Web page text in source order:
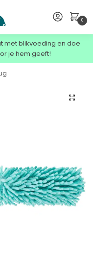
0
met blikvoeding en doe
je hem geeft!